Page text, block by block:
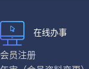
在线办事
会员注册